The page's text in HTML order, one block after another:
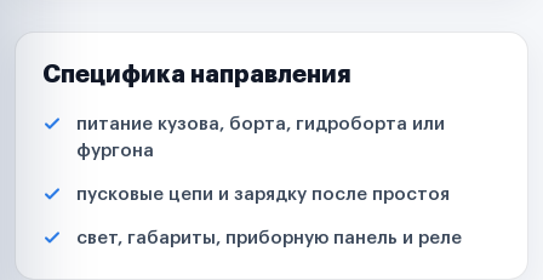
Специфика направления
питание кузова, борта, гидроборта или
фургона
пусковые цепи и зарядку после простоя
свет, габариты, приборную панель и реле